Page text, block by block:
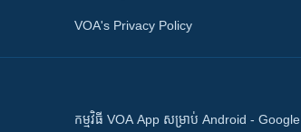
VOA's Privacy Policy
កម្មវិធី​ VOA App សម្រាប់ Android - Google